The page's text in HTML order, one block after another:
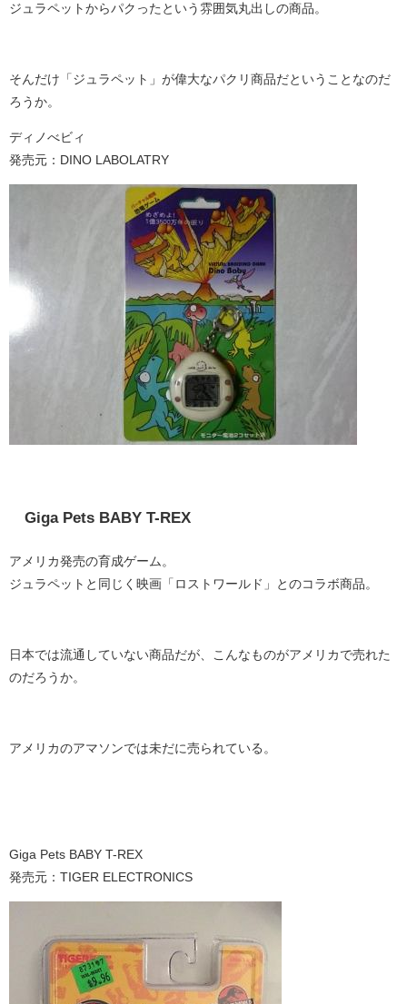
ジュラペットからパクったという雰囲気丸出しの商品。
そんだけ「ジュラペット」が偉大なパクリ商品だということなのだ
ろうか。
ディノべビィ
発売元：DINO LABOLATRY
Giga Pets BABY T-REX
アメリカ発売の育成ゲーム。
ジュラペットと同じく映画「ロストワールド」とのコラボ商品。
日本では流通していない商品だが、こんなものがアメリカで売れた
のだろうか。
アメリカのアマソンでは未だに売られている。
Giga Pets BABY T-REX
発売元：TIGER ELECTRONICS